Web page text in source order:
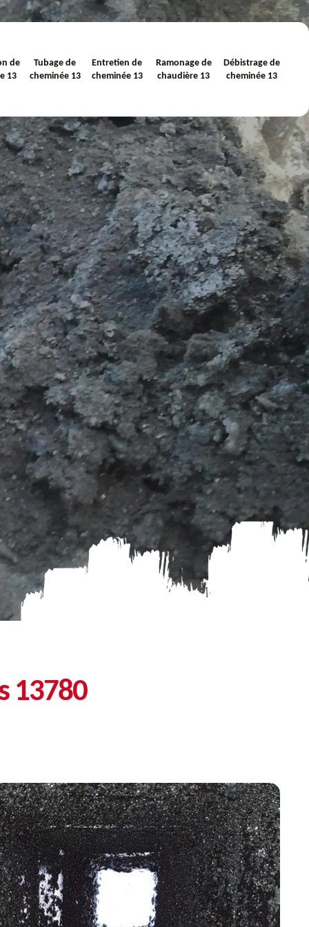
de
13
Tubage de
cheminée 13
Entretien de
cheminée 13
Ramonage de
chaudière 13
Débistrage de
cheminée 13
13780